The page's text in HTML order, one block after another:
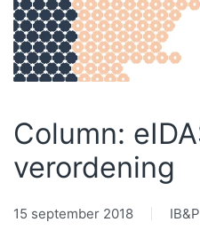
Column:
verordening
15 september 2018 IB&P